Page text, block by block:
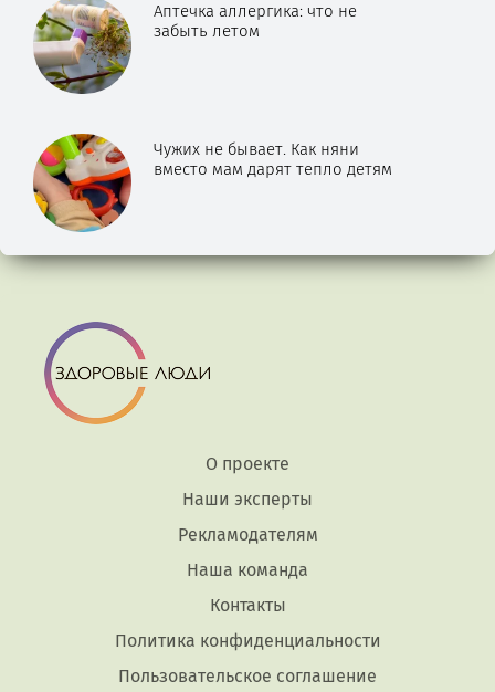
Аптечка аллергика: что не
забыть летом
Чужих не бывает. Как няни
вместо мам дарят тепло детям
О проекте
Наши эксперты
Рекламодателям
Наша команда
Контакты
Политика конфиденциальности
Пользовательское соглашение